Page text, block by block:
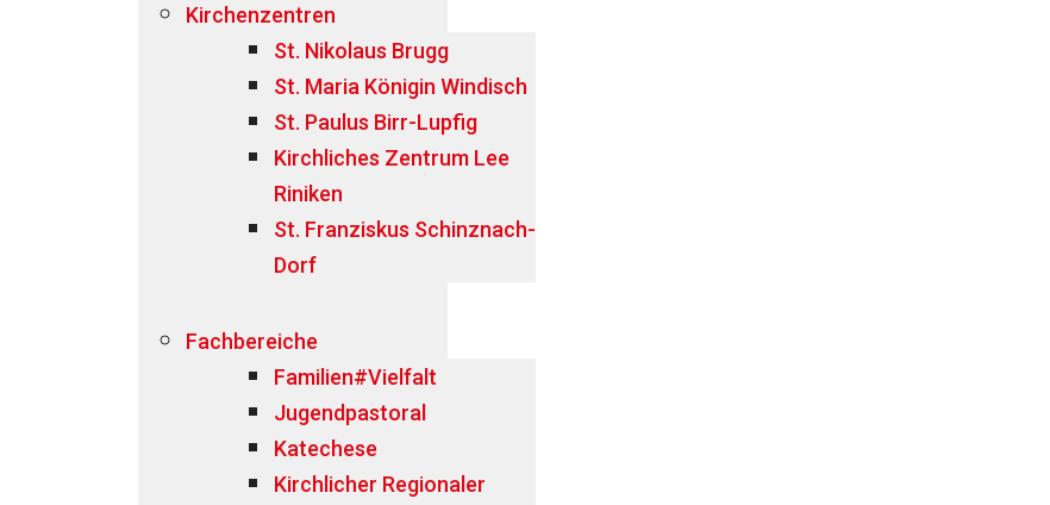
Kirchenzentren
St. Nikolaus Brugg
St. Maria Königin Windisch
St. Paulus Birr-Lupfig
Kirchliches Zentrum Lee
Riniken
St. Franziskus Schinznach-
Dorf
Fachbereiche
Familien#Vielfalt
Jugendpastoral
Katechese
Kirchlicher Regionaler